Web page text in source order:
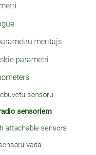
mērītājs
parametri
sensoru
sensoriem
attachable sensors
vadā